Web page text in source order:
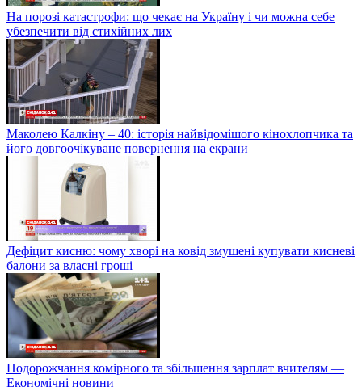
На порозі катастрофи: що чекає на Україну і чи можна себе
убезпечити від стихійних лих
Маколею Калкіну – 40: історія найвідомішого кінохлопчика та
його довгоочікуване повернення на екрани
Дефіцит кисню: чому хворі на ковід змушені купувати кисневі
балони за власні гроші
Подорожчання комірного та збільшення зарплат вчителям —
Економічні новини